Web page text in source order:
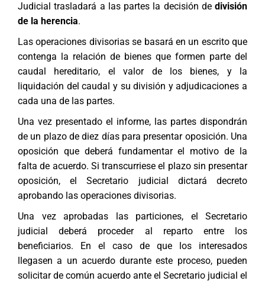
Judicial trasladará a las partes la decisión de división
de la herencia.
Las operaciones divisorias se basará en un escrito que
contenga la relación de bienes que formen parte del
caudal hereditario, el valor de los bienes, y la
liquidación del caudal y su división y adjudicaciones a
cada una de las partes.
Una vez presentado el informe, las partes dispondrán
de un plazo de diez días para presentar oposición. Una
oposición que deberá fundamentar el motivo de la
falta de acuerdo. Si transcurriese el plazo sin presentar
oposición, el Secretario judicial dictará decreto
aprobando las operaciones divisorias.
Una vez aprobadas las particiones, el Secretario
judicial deberá proceder al reparto entre los
beneficiarios. En el caso de que los interesados
llegasen a un acuerdo durante este proceso, pueden
solicitar de común acuerdo ante el Secretario judicial el